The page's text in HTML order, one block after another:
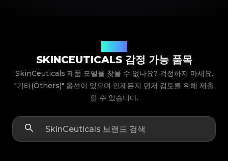
SKINCEUTICALS 감정 가능 품목
SkinCeuticals 제품 모델을 찾을 수 없나요? 걱정하지 마세요.
"기타(Others)" 옵션이 있으며 언제든지 먼저 검토를 위해 제출
할 수 있습니다.